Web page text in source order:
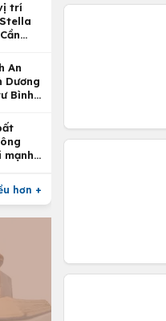
trí
An
Dương
Bình
mạnh
hơn +